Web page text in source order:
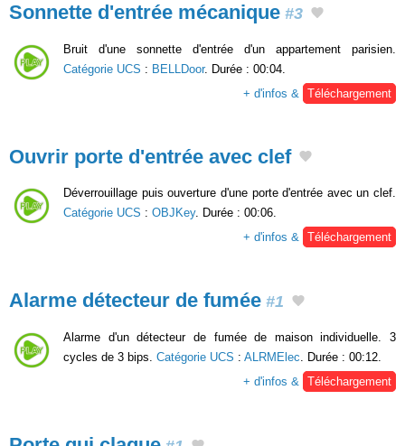
Sonnette d'entrée mécanique #3
Bruit d'une sonnette d'entrée d'un appartement parisien.
Catégorie UCS : BELLDoor. Durée : 00:04.
+ d'infos &
Téléchargement
Ouvrir porte d'entrée avec clef
Déverrouillage puis ouverture d'une porte d'entrée avec un clef.
Catégorie UCS : OBJKey. Durée : 00:06.
+ d'infos & Téléchargement
Alarme détecteur de fumée #1
Alarme d'un détecteur de fumée de maison individuelle. 3
cycles de 3 bips. Catégorie UCS : ALRMElec . Durée : 00:12.
+ d'infos &
Téléchargement